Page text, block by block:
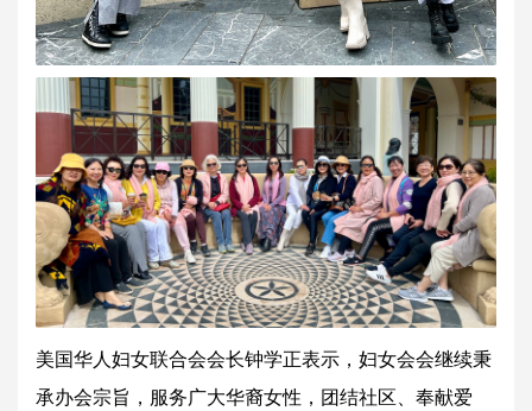
美国华人妇女联合会会长钟学正表示，妇女会会继续秉
承办会宗旨，服务广大华裔女性，团结社区、奉献爱